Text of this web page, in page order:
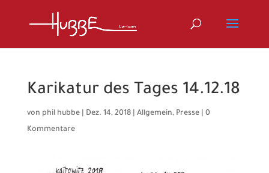
Karikatur des Tages 14.12.18
von phil hubbe| Dez. 14, 2018| Allgemein, Presse| 0
Kommentare